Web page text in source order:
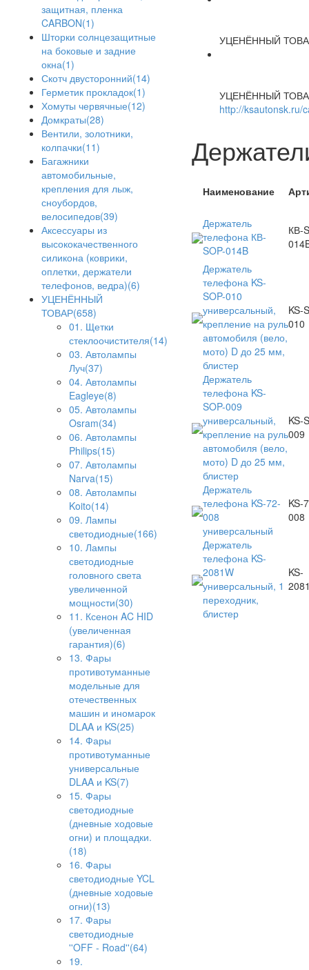
защитная, пленка
CARBON(1)
Шторки солнцезащитные
на боковые и задние
окна(1)
Скотч двусторонний(14)
Герметик прокладок(1)
Хомуты червячные(12)
Домкраты(28)
Вентили, золотники,
колпачки(11)
Багажники
автомобильные,
крепления для лыж,
сноубордов,
велосипедов(39)
Аксессуары из
высококачественного
силикона (коврики,
оплетки, держатели
телефонов, ведра)(6)
УЦЕНЁННЫЙ
ТОВАР(658)
01. Щетки
стеклоочистителя(14)
03. Автолампы
Луч(37)
04. Автолампы
Eagleye(8)
05. Автолампы
Osram(34)
06. Автолампы
Philips(15)
07. Автолампы
Narva(15)
08. Автолампы
Koito(14)
09. Лампы
светодиодные(166)
10. Лампы
светодиодные
головного света
увеличенной
мощности(30)
11. Ксенон AC HID
(увеличенная
гарантия)(6)
13. Фары
противотуманные
модельные для
отечественных
машин и иномарок
DLAA и KS(25)
14. Фары
противотуманные
универсальные
DLAA и KS(7)
15. Фары
светодиодные
(дневные ходовые
огни) и площадки.
(18)
16. Фары
светодиодные YCL
(дневные ходовые
огни)(13)
17. Фары
светодиодные
''OFF - Road''(64)
19.
УЦЕНЁННЫЙ
УЦЕНЁННЫЙ
http://ksautonsk.ru/
Наименование
Держатель
телефона КВ-
SOP-014B
КВ-
Держатель
телефона KS-
SOP-010
универсальный,
крепление на руль
автомобиля (вело,
мото) D до 25 мм,
блистер
KS-
010
Держатель
телефона KS-
SOP-009
универсальный,
крепление на руль
автомобиля (вело,
мото) D до 25 мм,
блистер
KS-
009
Держатель
телефона KS-72-
008
универсальный
KS-
008
Держатель
телефона KS-
2081W
универсальный, 1
переходник,
блистер
KS-